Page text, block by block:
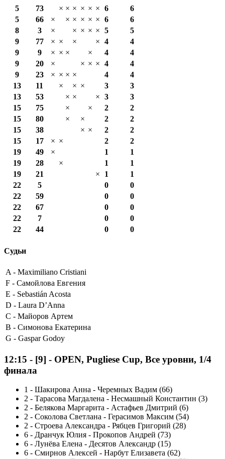
5
73 × × × × × × 6
6
5
66 × × × × × × 6
6
8
3 × × × × × 5
5
9
77 × × × × 4
4
9
9 × × × × 4
4
9
20 × × × × 4
4
9
23 × × × × 4
4
13
11 × × × 3
3
13
53 × × × 3
3
15
75 × × 2
2
15
80 × × 2
2
15
38 × × 2
2
15
17 × × 2
2
19
49 × 1
1
19
28 × 1
1
19
21 × 1
1
22
5 0
0
22
59 0
0
22
67 0
0
22
7 0
0
22
44 0 0
Судьи
A - Maximiliano Cristiani
F - Самойлова Евгения
E - Sebastián Acosta
D - Laura D’Anna
C - Майоров Артем
B - Симонова Екатерина
G - Gaspar Godoy
12:15 - [9] - OPEN, Pugliese Cup, Все уровни, 1/4
финала
1 - Шакирова Анна - Черемных Вадим (66)
2 - Тарасова Магдалена - Несмашный Константин (3)
2 - Белякова Маргарита - Астафьев Дмитрий (6)
2 - Соколова Светлана - Герасимов Максим (54)
2 - Строева Александра - Рябцев Григорий (28)
6 - Дранчук Юлия - Прокопов Андрей (73)
6 - Лунёва Елена - Десятов Александр (15)
6 - Смирнов Алексей - Нарбут Елизавета (62)